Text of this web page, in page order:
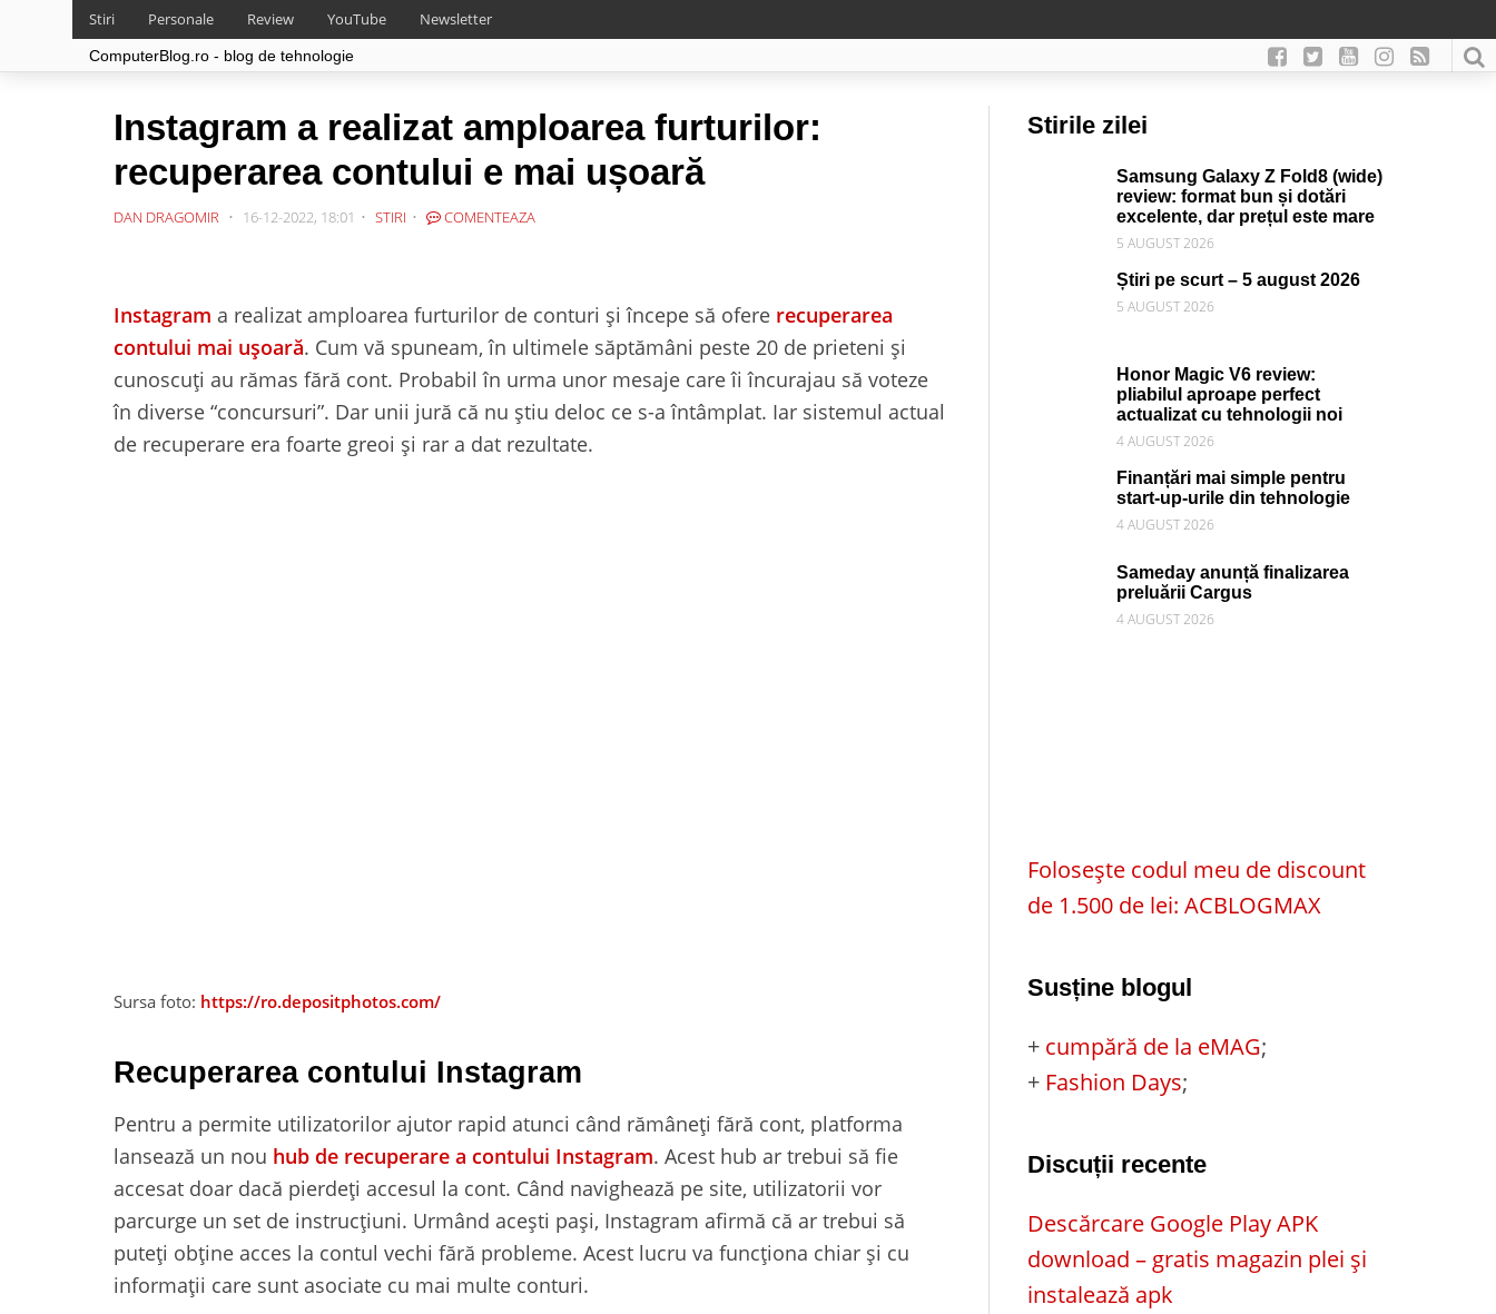
Stiri Personale Review YouTube Newsletter
ComputerBlog.ro - blog de tehnologie
Instagram a realizat amploarea furturilor:
recuperarea contului e mai ușoară
DAN DRAGOMIR 16-12-2022, 18:01 STIRI COMENTEAZA
Instagram a realizat amploarea furturilor de conturi și începe să ofere recuperarea
contului mai ușoară. Cum vă spuneam, în ultimele săptămâni peste 20 de prieteni și
cunoscuți au rămas fără cont. Probabil în urma unor mesaje care îi încurajau să voteze
în diverse “concursuri”. Dar unii jură că nu știu deloc ce s-a întâmplat. Iar sistemul actual
de recuperare era foarte greoi și rar a dat rezultate.
Sursa foto: https://ro.depositphotos.com/
Recuperarea contului Instagram
Pentru a permite utilizatorilor ajutor rapid atunci când rămâneți fără cont, platforma
lansează un nou hub de recuperare a contului Instagram. Acest hub ar trebui să fie
accesat doar dacă pierdeți accesul la cont. Când navighează pe site, utilizatorii vor
parcurge un set de instrucțiuni. Urmând acești pași, Instagram afirmă că ar trebui să
puteți obține acces la contul vechi fără probleme. Acest lucru va funcționa chiar și cu
informații care sunt asociate cu mai multe conturi.
Stirile zilei
Samsung Galaxy Z Fold8 (wide)
review: format bun și dotări
excelente, dar prețul este mare
5 AUGUST 2026
Știri pe scurt – 5 august 2026
5 AUGUST 2026
Honor Magic V6 review:
pliabilul aproape perfect
actualizat cu tehnologii noi
4 AUGUST 2026
Finanțări mai simple pentru
start-up-urile din tehnologie
4 AUGUST 2026
Sameday anunță finalizarea
preluării Cargus
4 AUGUST 2026
Folosește codul meu de discount
de 1.500 de lei: ACBLOGMAX
Susține blogul
+ cumpără de la eMAG;
+ Fashion Days;
Discuții recente
Descărcare Google Play APK
download – gratis magazin plei și
instalează apk